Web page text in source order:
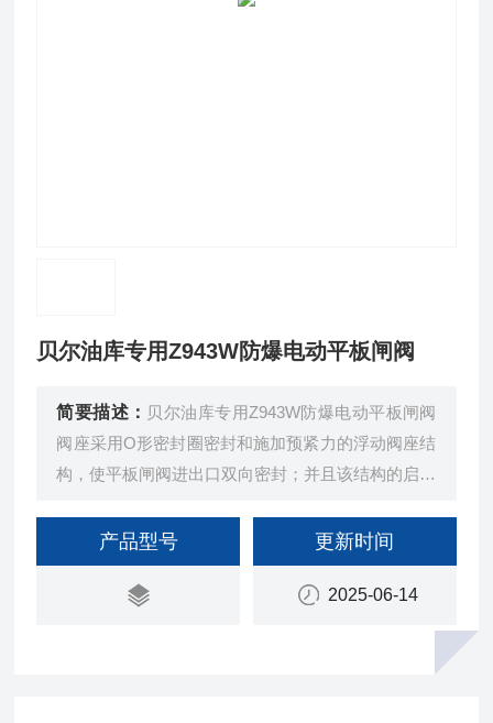
贝尔油库专用Z943W防爆电动平板闸阀
简要描述： 贝尔油库专用Z943W防爆电动平板闸阀
阀座采用O形密封圈密封和施加预紧力的浮动阀座结
构，使平板闸阀进出口双向密封；并且该结构的启闭
产品型号 更新时间
2025-06-14